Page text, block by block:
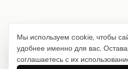
Мы используем cookie, чтобы
удобнее именно для вас.
соглашаетесь с их